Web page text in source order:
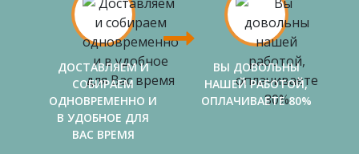
ДОСТАВЛЯЕМ И
СОБИРАЕМ
ОДНОВРЕМЕННО И
В УДОБНОЕ ДЛЯ
ВАС ВРЕМЯ
ВЫ ДОВОЛЬНЫ
НАШЕЙ РАБОТОЙ,
ОПЛАЧИВАЕТЕ 80%